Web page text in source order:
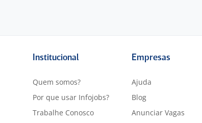
Institucional
Quem somos?
Por que usar Infojobs?
Trabalhe Conosco
Empresas
Ajuda
Blog
Anunciar Vagas